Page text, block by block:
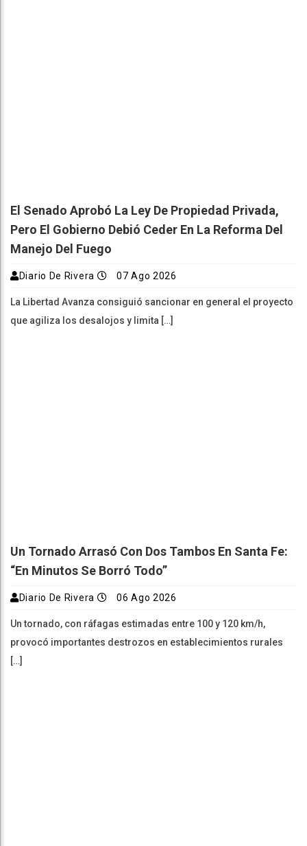
El Senado Aprobó La Ley De Propiedad Privada,
Pero El Gobierno Debió Ceder En La Reforma Del
Manejo Del Fuego
Diario De Rivera 07 Ago 2026
La Libertad Avanza consiguió sancionar en general el proyecto
que agiliza los desalojos y limita […]
Un Tornado Arrasó Con Dos Tambos En Santa Fe:
“En Minutos Se Borró Todo”
Diario De Rivera 06 Ago 2026
Un tornado, con ráfagas estimadas entre 100 y 120 km/h,
provocó importantes destrozos en establecimientos rurales
[…]